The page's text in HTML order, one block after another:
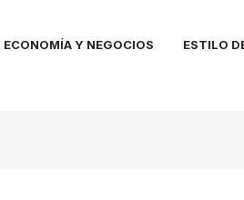
ECONOMÍA Y NEGOCIOS ESTILO